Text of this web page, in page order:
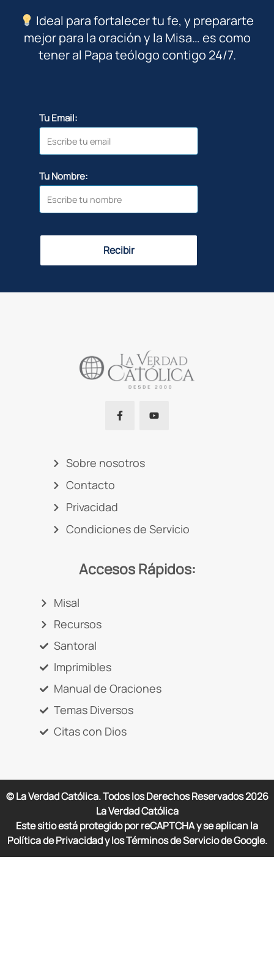
Ideal para fortalecer tu fe, y prepararte
mejor para la oración y la Misa… es como
tener al Papa teólogo contigo 24/7.
Tu Email:
Tu Nombre:
Recibir
Sobre nosotros
Contacto
Privacidad
Condiciones de Servicio
Accesos Rápidos:
Misal
Recursos
Santoral
Imprimibles
Manual de Oraciones
Temas Diversos
Citas con Dios
© La Verdad Católica. Todos los Derechos Reservados2026
La Verdad Católica
Este sitio está protegido por reCAPTCHA y se aplican la
Política de Privacidad y los Términos de Servicio de Google.